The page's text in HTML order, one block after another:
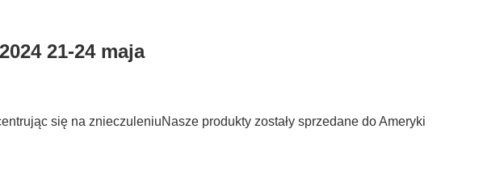
21-24 maja
się na znieczuleniuNasze produkty zostały sprzedane do Ameryki